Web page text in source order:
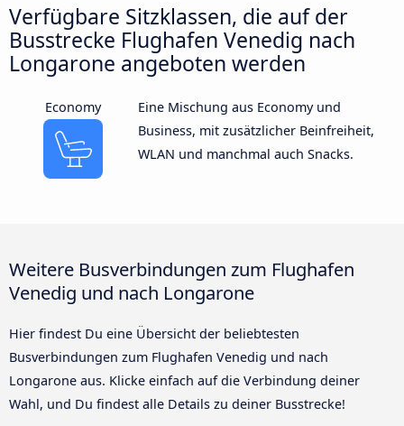
Verfügbare Sitzklassen, die auf der
Busstrecke Flughafen Venedig nach
Longarone angeboten werden
Economy
Eine Mischung aus Economy und
Business, mit zusätzlicher Beinfreiheit,
WLAN und manchmal auch Snacks.
Weitere Busverbindungen zum Flughafen
Venedig und nach Longarone
Hier findest Du eine Übersicht der beliebtesten
Busverbindungen zum Flughafen Venedig und nach
Longarone aus. Klicke einfach auf die Verbindung deiner
Wahl, und Du findest alle Details zu deiner Busstrecke!